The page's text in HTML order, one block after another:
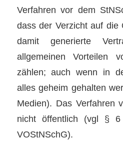
Verfahren vor dem
dass der Verzicht auf die
damit generierte
allgemeinen Vorteilen
zählen; auch wenn in
alles geheim gehalten
Medien). Das Verfahren
nicht öffentlich (vgl §
VOStNSchG).